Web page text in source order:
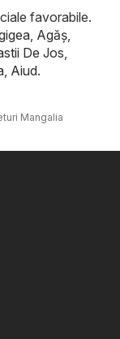
favorabile.
Agăş
De Jos
Aiud.
Mangalia